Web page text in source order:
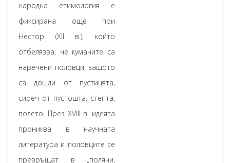
народна етимология е
фиксирана още при
Нестор (XII в.), който
отбелязва, че куманите са
наречени половци, защото
са дошли от пустинята,
сиреч от пустошта, степта,
полето. През XVIII в. идеята
прониква в научната
литература и половците се
превръщат в „поляни,